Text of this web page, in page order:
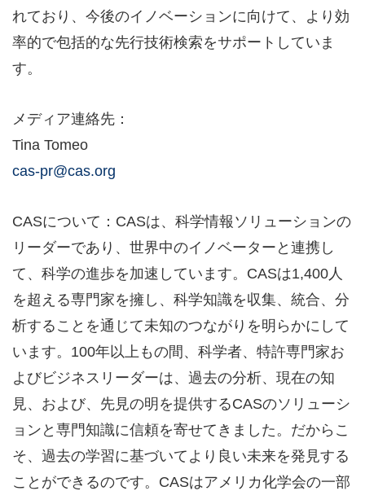
れており、今後のイノベーションに向けて、より効
率的で包括的な先行技術検索をサポートしていま
す。
メディア連絡先：
Tina Tomeo
cas-pr@cas.org
CASについて：CASは、科学情報ソリューションの
リーダーであり、世界中のイノベーターと連携し
て、科学の進歩を加速しています。CASは1,400人
を超える専門家を擁し、科学知識を収集、統合、分
析することを通じて未知のつながりを明らかにして
います。100年以上もの間、科学者、特許専門家お
よびビジネスリーダーは、過去の分析、現在の知
見、および、先見の明を提供するCASのソリューシ
ョンと専門知識に信頼を寄せてきました。だからこ
そ、過去の学習に基づいてより良い未来を発見する
ことができるのです。CASはアメリカ化学会の一部